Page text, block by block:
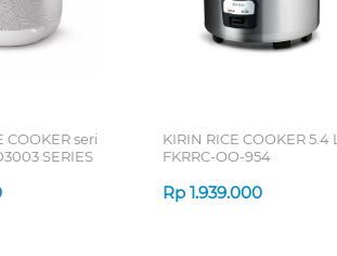
COOKER seri
SERIES
KIRIN RICE COOKER 5.4 L
FKRRC-OO-954
Rp 1.939.000